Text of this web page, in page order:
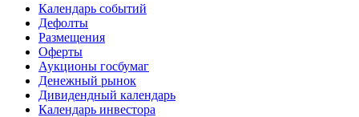
Календарь событий
Дефолты
Размещения
Оферты
Аукционы госбумаг
Денежный рынок
Дивидендный календарь
Календарь инвестора